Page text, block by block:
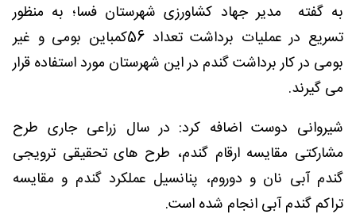
به گفته مدیر جهاد کشاورزی شهرستان فسا؛ به منظور
تسریع در عملیات برداشت تعداد 56کمباین بومی و غیر
بومی در کار برداشت گندم در این شهرستان مورد استفاده قرار
می گیرند.
شیروانی دوست اضافه کرد: در سال زراعی جاری طرح
مشارکتی مقایسه ارقام گندم، طرح های تحقیقی ترویجی
گندم آبی نان و دوروم، پنانسیل عملکرد گندم و مقایسه
تراکم گندم آبی انجام شده است.